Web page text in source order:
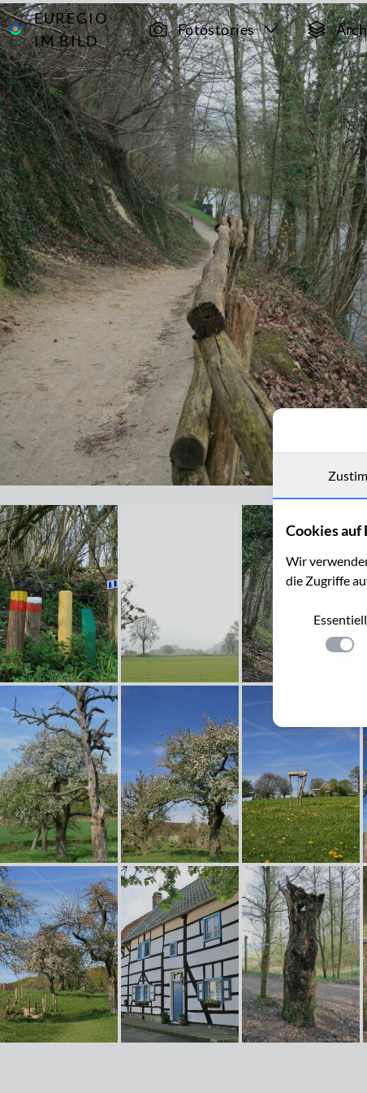
EUREGIO
IM BILD
Fotostories
Archiv
2843
Wanderwege
im Göhltal
Wanderweg im Naturpark Ingendael, Geultal bei Valkenburg
Cookies auf
Wir
die Zugriffe
Essentiell